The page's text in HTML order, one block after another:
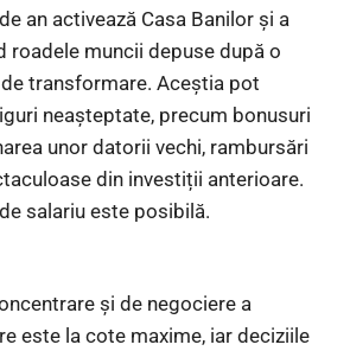
an activează Casa Banilor și a
roadele muncii depuse după o
transformare. Aceștia pot
neașteptate, precum bonusuri
unor datorii vechi, rambursări
din investiții anterioare.
salariu este posibilă.
și de negociere a
este la cote maxime, iar deciziile